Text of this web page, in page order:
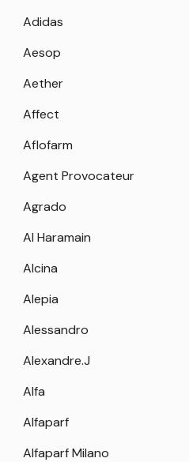
Adidas
Aesop
Aether
Affect
Aflofarm
Agent Provocateur
Agrado
Al Haramain
Alcina
Alepia
Alessandro
Alexandre.J
Alfa
Alfaparf
Alfaparf Milano